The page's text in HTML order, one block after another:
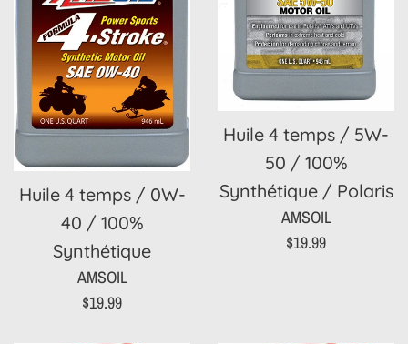
Huile 4 temps / 0W-
40 / 100%
Synthétique
AMSOIL
Prix
$19.99
Huile 4 temps / 5W-
50 / 100%
Synthétique / Polaris
AMSOIL
Prix
$19.99